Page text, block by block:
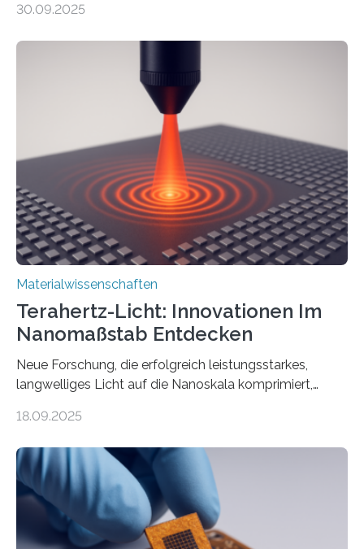
Dadurch ist es in der Lage, eine sogenannte zweite
Nichtmetallen vorkommt und insbesondere für
Sensorik und Elektrotechnik von Interesse ist. Über ihre
Erkenntnisse berichten die Forschenden im Journal of
the American Chemical Society. —What for?
Materialien, die gleichzeitig Strom leiten und Licht
beeinflussen können, sind für viele moderne
Technologien…
30.09.2025
Materialwissenschaften
Terahertz-Licht: Innovationen Im
Nanomaßstab Entdecken
Neue Forschung, die erfolgreich leistungsstarkes,
langwelliges Licht auf die Nanoskala komprimiert,
optoelektronischen Geräten ermöglichen, geleitet von
Forschung, die erfolgreich leistungsstarkes,
langwelliges Licht auf die Nanoskala komprimiert,
könnte Fortschritte in der Terahertz-Optik und bei
optoelektronischen Geräten ermöglichen, geleitet von
Vanderbilt und dem Fritz-Haber-Institut Josh Caldwell,
18.09.2025